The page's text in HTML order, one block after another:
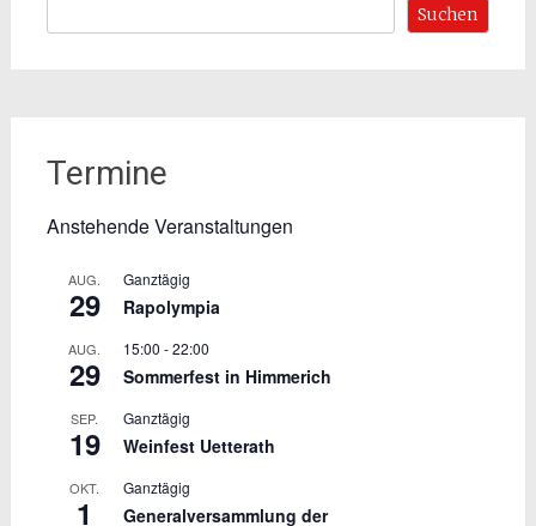
Suchen
Termine
Anstehende Veranstaltungen
AUG.
29
Ganztägig
Rapolympia
AUG.
29
15:00 -22:00
Sommerfest in Himmerich
SEP.
19
Ganztägig
Weinfest Uetterath
OKT.
1
Ganztägig
Generalversammlung der